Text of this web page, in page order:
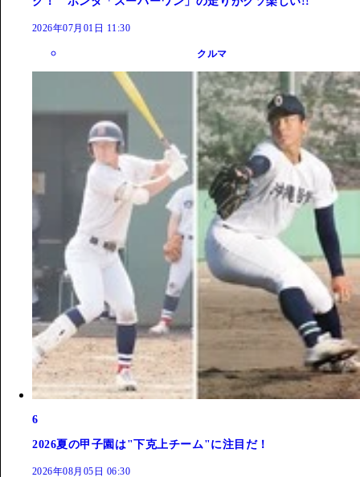
2026年07月01日 11:30
クルマ
6
2026夏の甲子園は"下克上チーム"に注目だ！
2026年08月05日 06:30